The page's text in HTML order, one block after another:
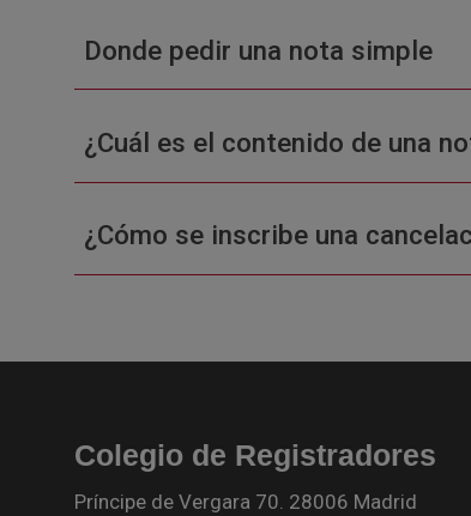
Donde pedir una nota simple
¿Cuál es el contenido de una
¿Cómo se inscribe una
Colegio de Registradores
Príncipe de Vergara 70. 28006 Madrid